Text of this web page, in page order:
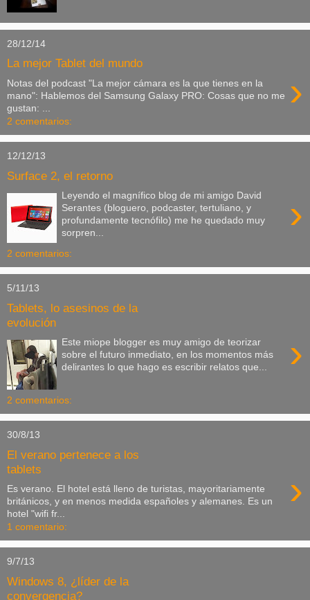
28/12/14
La mejor Tablet del mundo
›
Notas del podcast "La mejor cámara es la que tienes en la
mano": Hablemos del Samsung Galaxy PRO: Cosas que no me
gustan: ...
2 comentarios:
12/12/13
Surface 2, el retorno
›
Leyendo el magnífico blog de mi amigo David
Serantes (bloguero, podcaster, tertuliano, y
profundamente tecnófilo) me he quedado muy
sorpren...
2 comentarios:
5/11/13
Tablets, lo asesinos de la
evolución
›
Este miope blogger es muy amigo de teorizar
sobre el futuro inmediato, en los momentos más
delirantes lo que hago es escribir relatos que...
2 comentarios:
30/8/13
El verano pertenece a los
tablets
›
Es verano. El hotel está lleno de turistas, mayoritariamente
británicos, y en menos medida españoles y alemanes. Es un
hotel "wifi fr...
1 comentario:
9/7/13
Windows 8, ¿líder de la
convergencia?